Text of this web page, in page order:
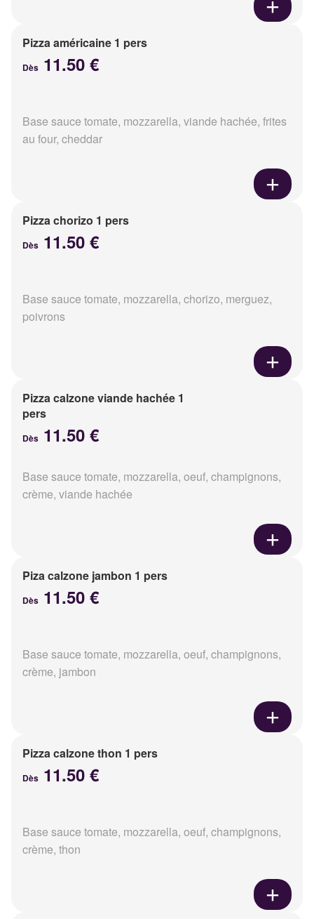
Pizza américaine 1 pers
Dès 11.50 €
Base sauce tomate, mozzarella, viande hachée, frites
au four, cheddar
Pizza chorizo 1 pers
Dès 11.50 €
Base sauce tomate, mozzarella, chorizo, merguez,
poivrons
Pizza calzone viande hachée 1
pers
Dès 11.50 €
Base sauce tomate, mozzarella, oeuf, champignons,
crème, viande hachée
Piza calzone jambon 1 pers
Dès 11.50 €
Base sauce tomate, mozzarella, oeuf, champignons,
crème, jambon
Pizza calzone thon 1 pers
Dès 11.50 €
Base sauce tomate, mozzarella, oeuf, champignons,
crème, thon